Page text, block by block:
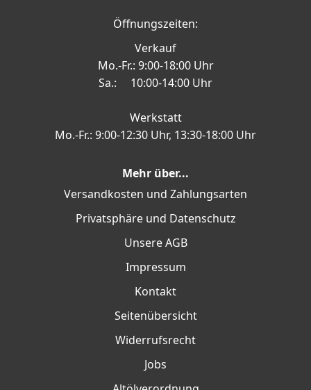
Öffnungszeiten:
Verkauf
Mo.-Fr.: 9:00-18:00 Uhr
Sa.: 10:00-14:00 Uhr
Werkstatt
Mo.-Fr.: 9:00-12:30 Uhr, 13:30-18:00 Uhr
Mehr über...
Versandkosten und Zahlungsarten
Privatsphäre und Datenschutz
Unsere AGB
Impressum
Kontakt
Seitenübersicht
Widerrufsrecht
Jobs